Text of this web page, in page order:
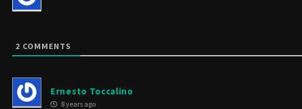
2 COMMENTS
Ernesto Toccalino
8 years ago